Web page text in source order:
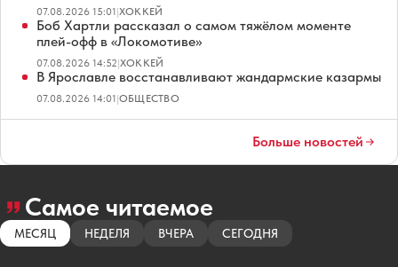
07.08.2026 15:01|ХОККЕЙ
Боб Хартли рассказал о самом тяжёлом моменте
плей-офф в «Локомотиве»
07.08.2026 14:52|ХОККЕЙ
В Ярославле восстанавливают жандармские казармы
07.08.2026 14:01|ОБЩЕСТВО
Больше новостей
Самое читаемое
МЕСЯЦ НЕДЕЛЯ ВЧЕРА СЕГОДНЯ